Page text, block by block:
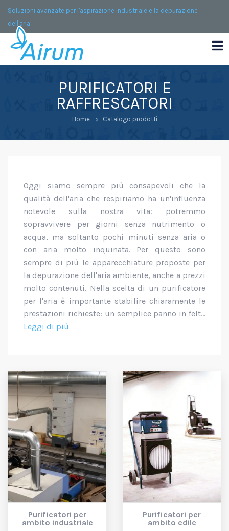
Soluzioni avanzate per l'aspirazione industriale e la depurazione
dell'aria
PURIFICATORI E
RAFFRESCATORI
Home Catalogo prodotti
Oggi siamo sempre più consapevoli che la
qualità dell'aria che respiriamo ha un'influenza
notevole sulla nostra vita: potremmo
sopravvivere per giorni senza nutrimento o
acqua, ma soltanto pochi minuti senza aria o
con aria molto inquinata. Per questo sono
sempre di più le apparecchiature proposte per
la depurazione dell'aria ambiente, anche a prezzi
molto contenuti. Nella scelta di un purificatore
per l'aria è importante stabilire chiaramente le
prestazioni richieste: un semplice panno in felt...
Leggi di più
Purificatori per
ambito industriale
Purificatori per
ambito edile